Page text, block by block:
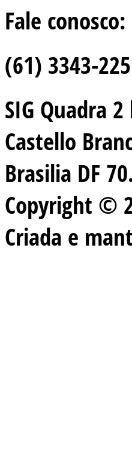
Fale conosco:
(61) 3343-
SIG Quadra
Castello
Brasilia DF
Copyright ©
Criada e